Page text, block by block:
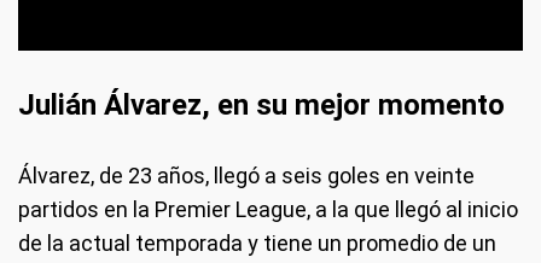
Julián Álvarez, en su mejor momento
Álvarez, de 23 años, llegó a seis goles en veinte
partidos en la Premier League, a la que llegó al inicio
de la actual temporada y tiene un promedio de un